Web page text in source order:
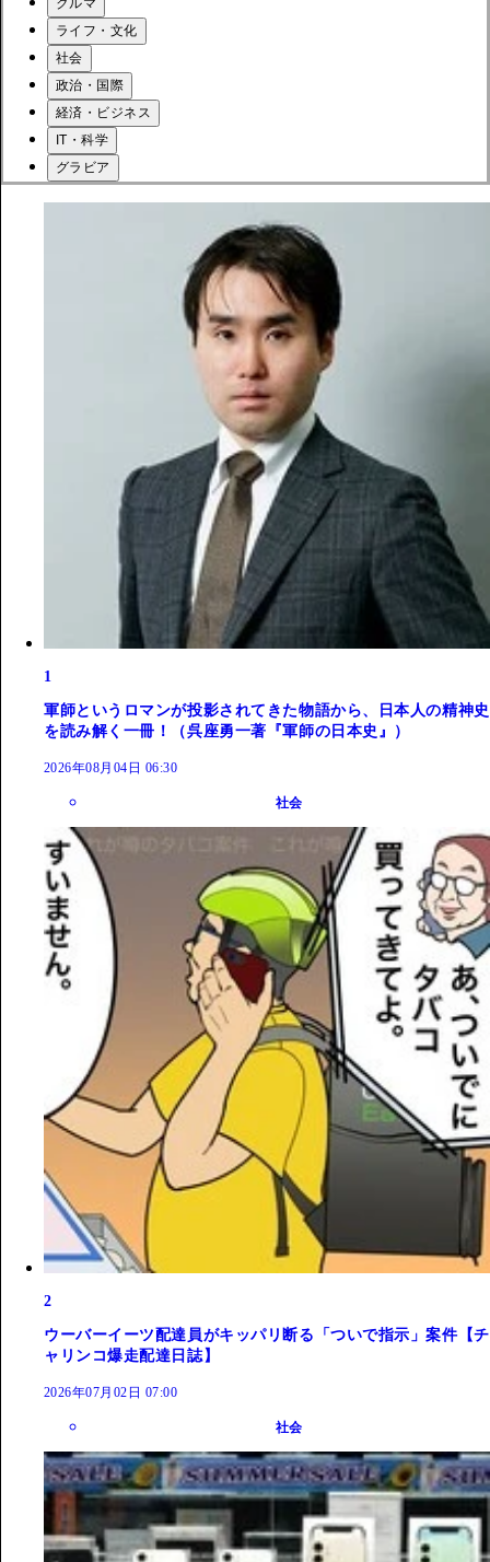
ライフ・文化
社会
政治・国際
経済・ビジネス
IT・科学
グラビア
1
軍師というロマンが投影されてきた物語から、日本人の精神史
を読み解く一冊！（呉座勇一著『軍師の日本史』）
2026年08月04日 06:30
社会
2
ウーバーイーツ配達員がキッパリ断る「ついで指示」案件【チ
ャリンコ爆走配達日誌】
2026年07月02日 07:00
社会